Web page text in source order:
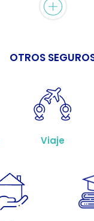
OTROS
Viaje